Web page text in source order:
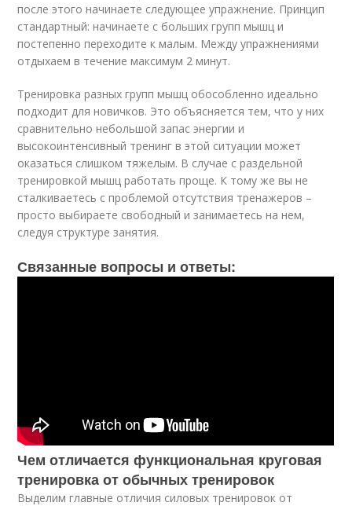
после этого начинаете следующее упражнение. Принцип
стандартный: начинаете с больших групп мышц и
постепенно переходите к малым. Между упражнениями
отдыхаем в течение максимум 2 минут.
Тренировка разных групп мышц обособленно идеально
подходит для новичков. Это объясняется тем, что у них
сравнительно небольшой запас энергии и
высокоинтенсивный тренинг в этой ситуации может
оказаться слишком тяжелым. В случае с раздельной
тренировкой мышц работать проще. К тому же вы не
сталкиваетесь с проблемой отсутствия тренажеров –
просто выбираете свободный и занимаетесь на нем,
следуя структуре занятия.
Связанные вопросы и ответы:
Чем отличается функциональная круговая
тренировка от обычных тренировок
Выделим главные отличия силовых тренировок от